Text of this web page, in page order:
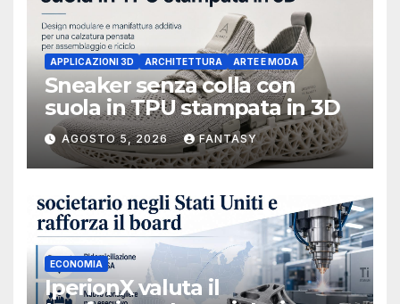
APPLICAZIONI 3D ARCHITETTURA ARTE E MODA
Sneaker senza colla con
suola in TPU stampata in 3D
AGOSTO 5, 2026 FANTASY
ECONOMIA
IperionX valuta il